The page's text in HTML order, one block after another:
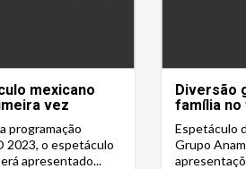
mexicano
vez
programação
2023, o espetáculo
apresentado...
Diversão
família no
Espetáculo
Grupo